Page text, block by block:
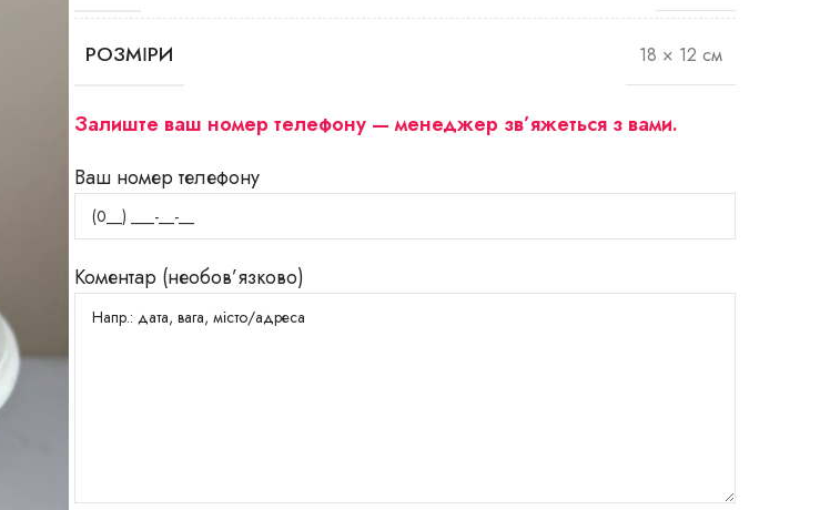
Готові торти
РОЗМІРИ 18 × 12 см
Залиште ваш номер телефону — менеджер зв’яжеться з вами.
Ваш номер телефону
Коментар (необов’язково)